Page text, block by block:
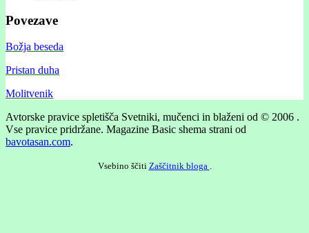
Povezave
Božja beseda
Pristan duha
Molitvenik
Avtorske pravice spletišča Svetniki, mučenci in blaženi od © 2006 .
Vse pravice pridržane. Magazine Basic shema strani od
bavotasan.com.
Vsebino ščiti Zaščitnik bloga .